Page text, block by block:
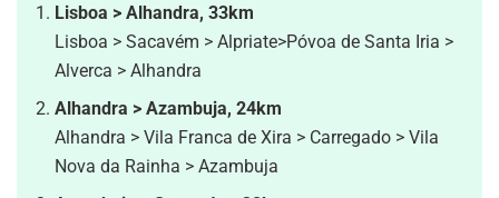
Lisboa > Alhandra, 33km
Lisboa > Sacavém > Alpriate>Póvoa de Santa Iria >
Alverca > Alhandra
Alhandra > Azambuja, 24km
Alhandra > Vila Franca de Xira > Carregado > Vila
Nova da Rainha > Azambuja